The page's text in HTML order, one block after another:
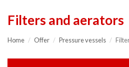
Filters and aerators
Home Offer Pressure vessels